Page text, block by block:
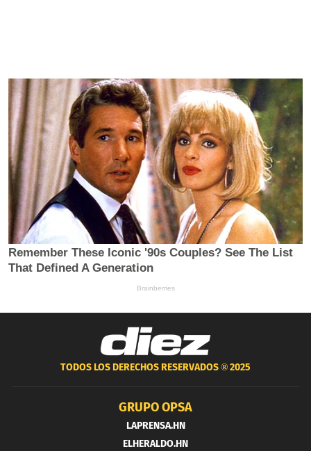
TODOS LOS DERECHOS RESERVADOS ®2025
GRUPO OPSA
LAPRENSA.HN
ELHERALDO.HN